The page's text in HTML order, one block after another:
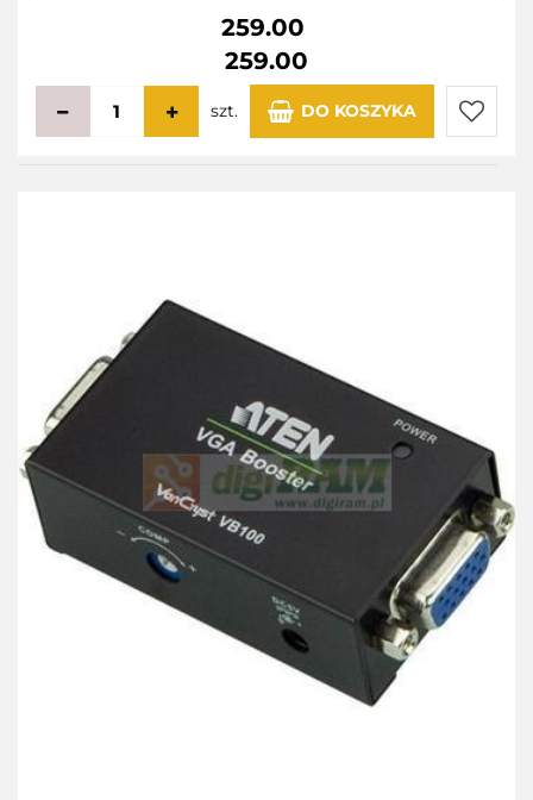
259.00
259.00
szt. DO KOSZYKA
Do